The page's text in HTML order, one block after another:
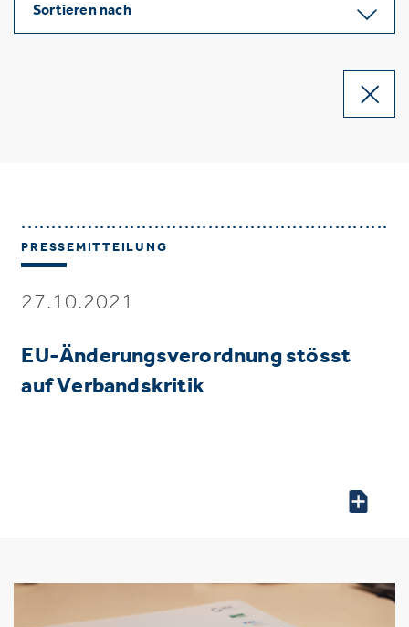
Sortieren nach
PRESSEMITTEILUNG
27.10.2021
EU-Änderungsverordnung stösst
auf Verbandskritik